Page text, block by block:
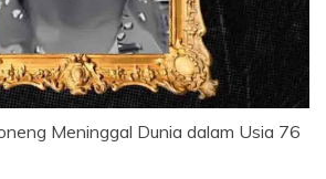
Meninggal Dunia dalam Usia 76